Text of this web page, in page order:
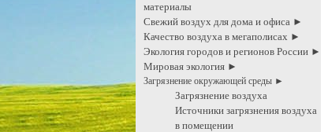
материалы
Свежий воздух для дома и офиса ►
Качество воздуха в мегаполисах ►
Экология городов и регионов России ►
Мировая экология ►
Загрязнение окружающей среды ►
Загрязнение воздуха
Источники загрязнения воздуха
в помещении